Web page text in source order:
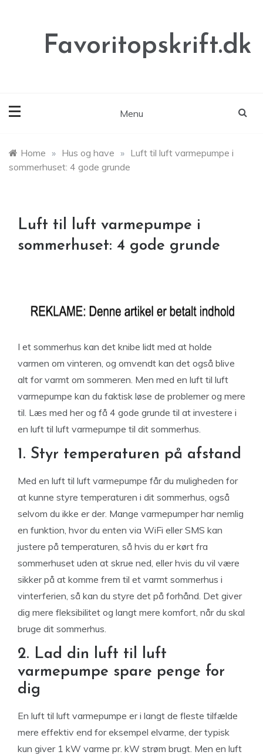
Favoritopskrift.dk
Menu
Home » Hus og have » Luft til luft varmepumpe i
sommerhuset: 4 gode grunde
Luft til luft varmepumpe i
sommerhuset: 4 gode grunde
I et sommerhus kan det knibe lidt med at holde
varmen om vinteren, og omvendt kan det også blive
alt for varmt om sommeren. Men med en luft til luft
varmepumpe kan du faktisk løse de problemer og mere
til. Læs med her og få 4 gode grunde til at investere i
en luft til luft varmepumpe til dit sommerhus.
1. Styr temperaturen på afstand
Med en luft til luft varmepumpe får du muligheden for
at kunne styre temperaturen i dit sommerhus, også
selvom du ikke er der. Mange varmepumper har nemlig
en funktion, hvor du enten via WiFi eller SMS kan
justere på temperaturen, så hvis du er kørt fra
sommerhuset uden at skrue ned, eller hvis du vil være
sikker på at komme frem til et varmt sommerhus i
vinterferien, så kan du styre det på forhånd. Det giver
dig mere fleksibilitet og langt mere komfort, når du skal
bruge dit sommerhus.
2. Lad din luft til luft
varmepumpe spare penge for
dig
En luft til luft varmepumpe er i langt de fleste tilfælde
mere effektiv end for eksempel elvarme, der typisk
kun giver 1 kW varme pr. kW strøm brugt. Men en luft